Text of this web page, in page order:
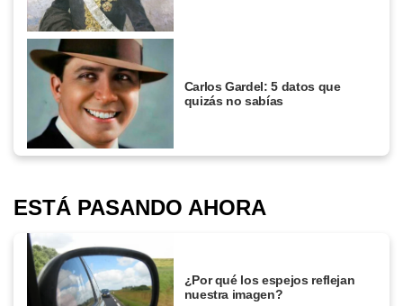
Carlos Gardel: 5 datos que
quizás no sabías
ESTÁ PASANDO AHORA
¿Por qué los espejos reflejan
nuestra imagen?